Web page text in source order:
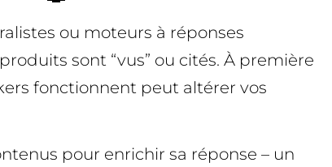
ou moteurs à réponses
sont “vus” ou cités. À première
fonctionnent peut altérer vos
pour enrichir sa réponse – un